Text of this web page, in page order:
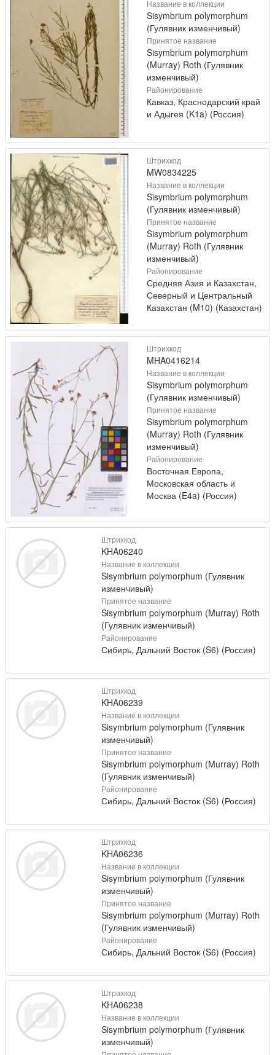
Название в коллекции
Sisymbrium polymorphum
(Гулявник изменчивый)
Принятое название
Sisymbrium polymorphum
(Murray) Roth (Гулявник
изменчивый)
Районирование
Кавказ, Краснодарский край
и Адыгея (K1a) (Россия)
Штрихкод
MW0834225
Название в коллекции
Sisymbrium polymorphum
(Гулявник изменчивый)
Принятое название
Sisymbrium polymorphum
(Murray) Roth (Гулявник
изменчивый)
Районирование
Средняя Азия и Казахстан,
Северный и Центральный
Казахстан (M10) (Казахстан)
Штрихкод
MHA0416214
Название в коллекции
Sisymbrium polymorphum
(Гулявник изменчивый)
Принятое название
Sisymbrium polymorphum
(Murray) Roth (Гулявник
изменчивый)
Районирование
Восточная Европа,
Московская область и
Москва (E4a) (Россия)
Штрихкод
KHA06240
Название в коллекции
Sisymbrium polymorphum (Гулявник
изменчивый)
Принятое название
Sisymbrium polymorphum (Murray) Roth
(Гулявник изменчивый)
Районирование
Сибирь, Дальний Восток (S6) (Россия)
Штрихкод
KHA06239
Название в коллекции
Sisymbrium polymorphum (Гулявник
изменчивый)
Принятое название
Sisymbrium polymorphum (Murray) Roth
(Гулявник изменчивый)
Районирование
Сибирь, Дальний Восток (S6) (Россия)
Штрихкод
KHA06236
Название в коллекции
Sisymbrium polymorphum (Гулявник
изменчивый)
Принятое название
Sisymbrium polymorphum (Murray) Roth
(Гулявник изменчивый)
Районирование
Сибирь, Дальний Восток (S6) (Россия)
Штрихкод
KHA06238
Название в коллекции
Sisymbrium polymorphum (Гулявник
изменчивый)